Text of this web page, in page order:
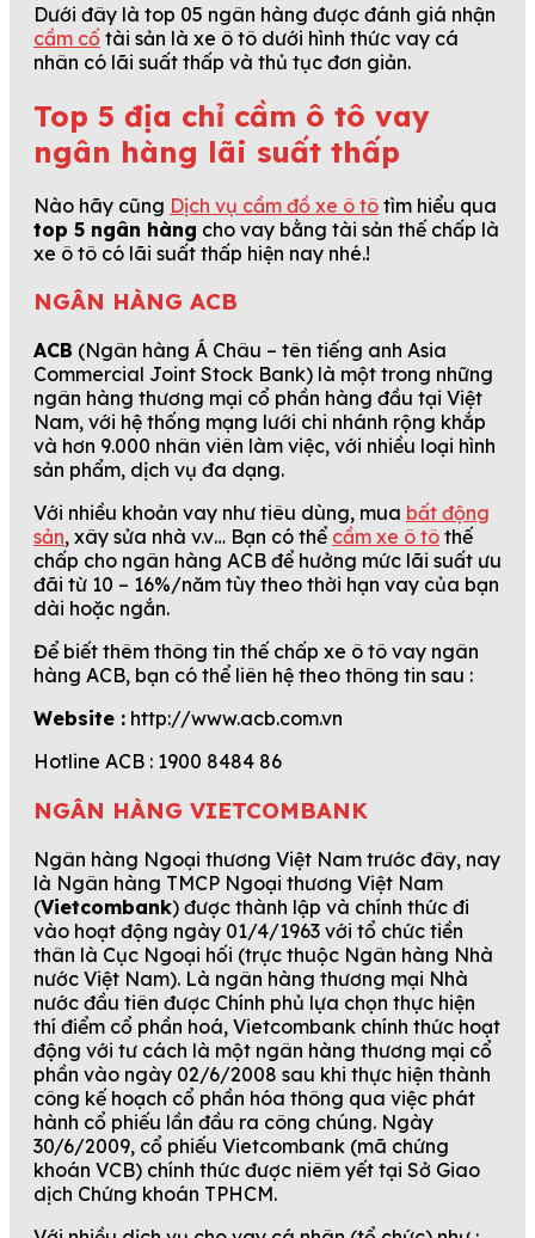
Dưới đây là top 05 ngân hàng được đánh giá nhận
cầm cố tài sản là xe ô tô dưới hình thức vay cá
nhân có lãi suất thấp và thủ tục đơn giản.
Top 5 địa chỉ cầm ô tô vay
ngân hàng lãi suất thấp
Nào hãy cũng Dịch vụ cầm đồ xe ô tô tìm hiểu qua
top 5 ngân hàng cho vay bằng tài sản thế chấp là
xe ô tô có lãi suất thấp hiện nay nhé.!
NGÂN HÀNG ACB
ACB (Ngân hàng Á Châu – tên tiếng anh Asia
Commercial Joint Stock Bank) là một trong những
ngân hàng thương mại cổ phần hàng đầu tại Việt
Nam, với hệ thống mạng lưới chi nhánh rộng khắp
và hơn 9.000 nhân viên làm việc, với nhiều loại hình
sản phẩm, dịch vụ đa dạng.
Với nhiều khoản vay như tiêu dùng, mua bất động
sản, xây sửa nhà v.v… Bạn có thể cầm xe ô tô thế
chấp cho ngân hàng ACB để hưởng mức lãi suất ưu
đãi từ 10 – 16%/năm tùy theo thời hạn vay của bạn
dài hoặc ngắn.
Để biết thêm thông tin thế chấp xe ô tô vay ngân
hàng ACB, bạn có thể liên hệ theo thông tin sau :
Website : http://www.acb.com.vn
Hotline ACB : 1900 8484 86
NGÂN HÀNG VIETCOMBANK
Ngân hàng Ngoại thương Việt Nam trước đây, nay
là Ngân hàng TMCP Ngoại thương Việt Nam
(Vietcombank) được thành lập và chính thức đi
vào hoạt động ngày 01/4/1963 với tổ chức tiền
thân là Cục Ngoại hối (trực thuộc Ngân hàng Nhà
nước Việt Nam). Là ngân hàng thương mại Nhà
nước đầu tiên được Chính phủ lựa chọn thực hiện
thí điểm cổ phần hoá, Vietcombank chính thức hoạt
động với tư cách là một ngân hàng thương mại cổ
phần vào ngày 02/6/2008 sau khi thực hiện thành
công kế hoạch cổ phần hóa thông qua việc phát
hành cổ phiếu lần đầu ra công chúng. Ngày
30/6/2009, cổ phiếu Vietcombank (mã chứng
khoán VCB) chính thức được niêm yết tại Sở Giao
dịch Chứng khoán TPHCM.